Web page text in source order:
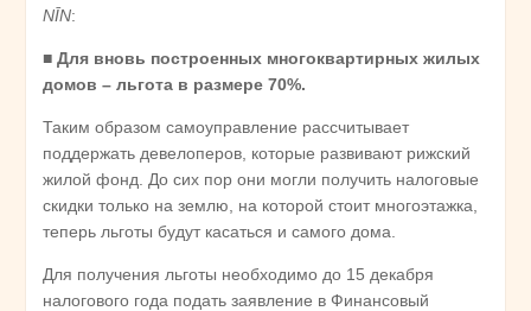
NĪN:
■ Для вновь построенных многоквартирных жилых
домов – льгота в размере 70%.
Таким образом самоуправление рассчитывает
поддержать девелоперов, которые развивают рижский
жилой фонд. До сих пор они могли получить налоговые
скидки только на землю, на которой стоит многоэтажка,
теперь льготы будут касаться и самого дома.
Для получения льготы необходимо до 15 декабря
налогового года подать заявление в Финансовый